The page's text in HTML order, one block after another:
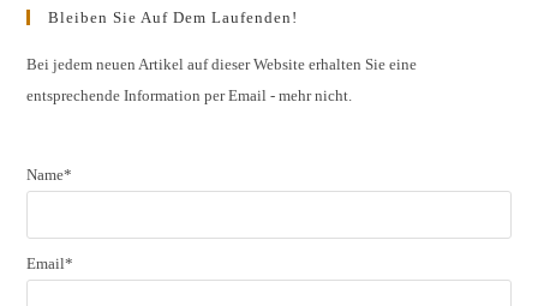
Bleiben Sie Auf Dem Laufenden!
Bei jedem neuen Artikel auf dieser Website erhalten Sie eine
entsprechende Information per Email - mehr nicht.
Name*
Email*